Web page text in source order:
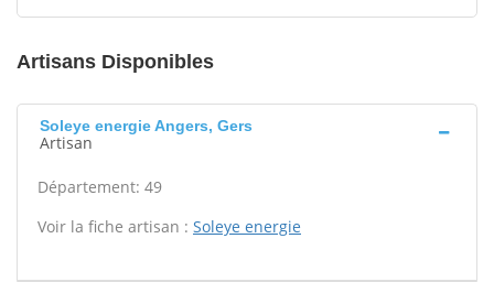
Artisans Disponibles
Soleye energie Angers, Gers
Artisan
Département: 49
Voir la fiche artisan : Soleye energie